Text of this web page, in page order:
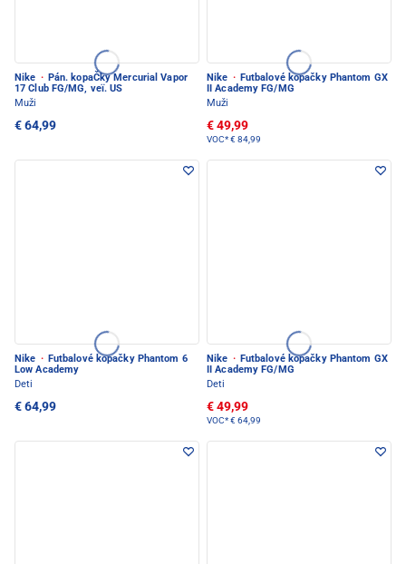
Nike · Pán. kopaČky Mercurial Vapor
17 Club FG/MG, veï. US
Muži
€ 64,99
Nike · Futbalové kopačky Phantom GX
II Academy FG/MG
Muži
€ 49,99
VOC*€ 84,99
Nike · Futbalové kopačky Phantom 6
Low Academy
Deti
€ 64,99
Nike · Futbalové kopačky Phantom GX
II Academy FG/MG
Deti
€ 49,99
VOC*€ 64,99